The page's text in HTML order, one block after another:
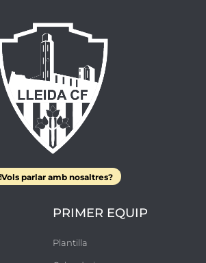
Vols parlar amb nosaltres?
PRIMER EQUIP
Plantilla